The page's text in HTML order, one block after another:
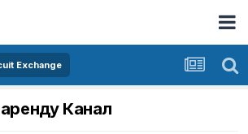
Exchange
Канал